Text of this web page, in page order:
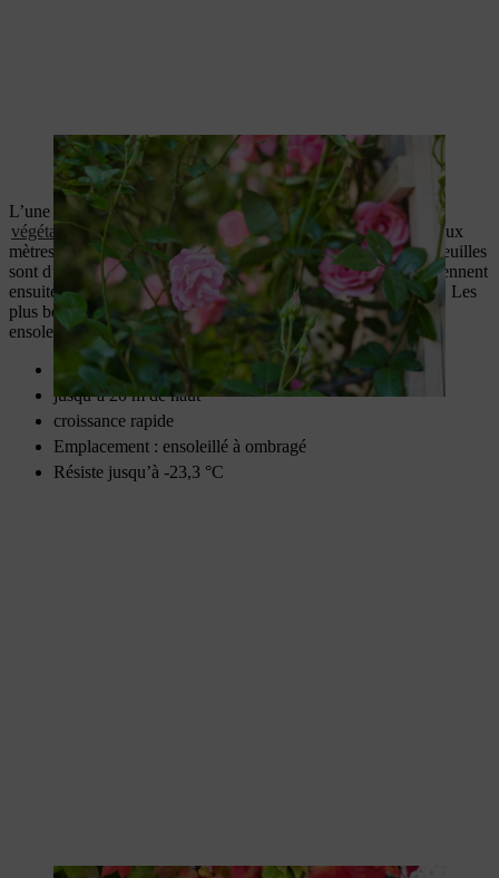
Les rosiers grimpants ont besoin d’une structure stable pour se
développer
L’une des plantes autogrimpantes les plus populaires pour la
végétalisation de façades
: La vigne vierge peut pousser de deux
mètres par an et peut atteindre une hauteur de 20 mètres. Ses feuilles
sont d’abord de couleur bronze, verdissent durant l’été et deviennent
ensuite dorées, oranges et rouges à l’automne avant de tomber. Les
plus belles couleurs de feuilles apparaissent aux emplacements
ensoleillés.
Plantes à ventouses
jusqu’à 20 m de haut
croissance rapide
Emplacement : ensoleillé à ombragé
Résiste jusqu’à -23,3 °C